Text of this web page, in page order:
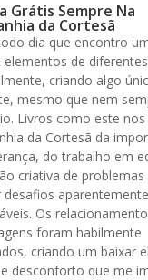
Grátis Sempre Na
da Cortesã
dia que encontro
elementos de
criando algo
mesmo que nem
Livros como este nos
da Cortesã da
do trabalho em
criativa de problemas
desafios aparentemente
Os
foram habilmente
criando um baixar
desconforto que me